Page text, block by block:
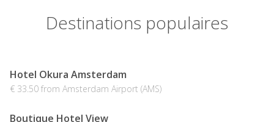
Destinations populaires
Hotel Okura Amsterdam
€ 33.50 from Amsterdam Airport (AMS)
Boutique Hotel View